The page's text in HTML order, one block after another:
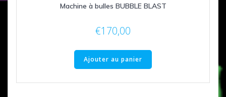
Machine à bulles BUBBLE BLAST
€170,00
Ajouter au panier